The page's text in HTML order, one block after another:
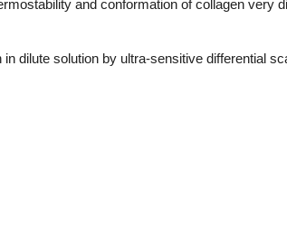
and conformation of collagen very
dilute solution by ultra-sensitive differential